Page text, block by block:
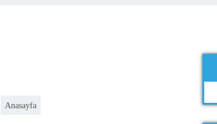
Anasayfa